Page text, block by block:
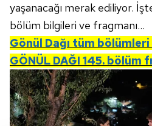
yaşanacağı merak ediliyor.
bölüm bilgileri ve fragmanı...
Gönül Dağı tüm bölümleri
GÖNÜL DAĞI 145. bölüm